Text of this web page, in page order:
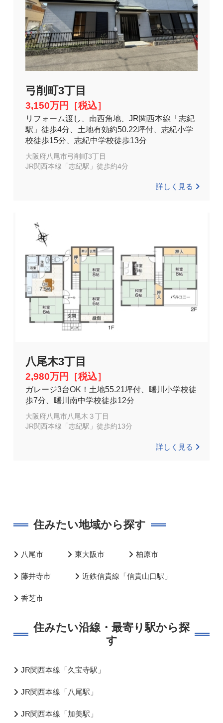
弓削町3丁目
3,150万円［税込］
リフォーム渡し、南西角地、JR関西本線「志紀
駅」徒歩4分、土地有効約50.22坪付、志紀小学
校徒歩15分、志紀中学校徒歩13分
大阪府八尾市弓削町3丁目
JR関西本線「志紀駅」徒歩約4分
詳しく見る
八尾木3丁目
2,980万円［税込］
ガレージ3台OK！土地55.21坪付、曙川小学校徒
歩7分、曙川南中学校徒歩12分
大阪府八尾市八尾木３丁目
JR関西本線「志紀駅」徒歩約13分
詳しく見る
住みたい地域から探す
八尾市 東大阪市 柏原市
藤井寺市 近鉄信貴線「信貴山口駅」
香芝市
住みたい沿線・最寄り駅から探
す
JR関西本線「久宝寺駅」
JR関西本線「八尾駅」
JR関西本線「加美駅」